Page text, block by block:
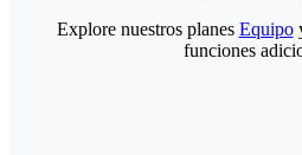
Explore nuestros planes Equipo
funciones